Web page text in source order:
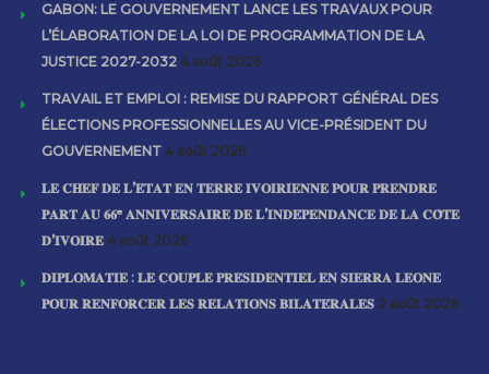
GABON: LE GOUVERNEMENT LANCE LES TRAVAUX POUR
L’ÉLABORATION DE LA LOI DE PROGRAMMATION DE LA
JUSTICE 2027-2032 4 août 2026
TRAVAIL ET EMPLOI : REMISE DU RAPPORT GÉNÉRAL DES
ÉLECTIONS PROFESSIONNELLES AU VICE-PRÉSIDENT DU
GOUVERNEMENT 4 août 2026
𝐋𝐄 𝐂𝐇𝐄𝐅 𝐃𝐄 𝐋’𝐄́𝐓𝐀𝐓 𝐄𝐍 𝐓𝐄𝐑𝐑𝐄 𝐈𝐕𝐎𝐈𝐑𝐈𝐄𝐍𝐍𝐄 𝐏𝐎𝐔𝐑 𝐏𝐑𝐄𝐍𝐃𝐑𝐄
𝐏𝐀𝐑𝐓 𝐀𝐔 𝟔𝟔ᵉ 𝐀𝐍𝐍𝐈𝐕𝐄𝐑𝐒𝐀𝐈𝐑𝐄 𝐃𝐄 𝐋’𝐈𝐍𝐃𝐄́𝐏𝐄𝐍𝐃𝐀𝐍𝐂𝐄 𝐃𝐄 𝐋𝐀 𝐂𝐎̂𝐓𝐄
𝐃’𝐈𝐕𝐎𝐈𝐑𝐄 4 août 2026
𝐃𝐈𝐏𝐋𝐎𝐌𝐀𝐓𝐈𝐄 : 𝐋𝐄 𝐂𝐎𝐔𝐏𝐋𝐄 𝐏𝐑𝐄́𝐒𝐈𝐃𝐄𝐍𝐓𝐈𝐄𝐋 𝐄𝐍 𝐒𝐈𝐄𝐑𝐑𝐀 𝐋𝐄𝐎𝐍𝐄
𝐏𝐎𝐔𝐑 𝐑𝐄𝐍𝐅𝐎𝐑𝐂𝐄𝐑 𝐋𝐄𝐒 𝐑𝐄𝐋𝐀𝐓𝐈𝐎𝐍𝐒 𝐁𝐈𝐋𝐀𝐓𝐄́𝐑𝐀𝐋𝐄𝐒 2 août 2026